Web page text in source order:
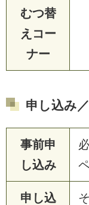
むつ替
えコー
ナー
申し込み
事前申
し込み
申し込